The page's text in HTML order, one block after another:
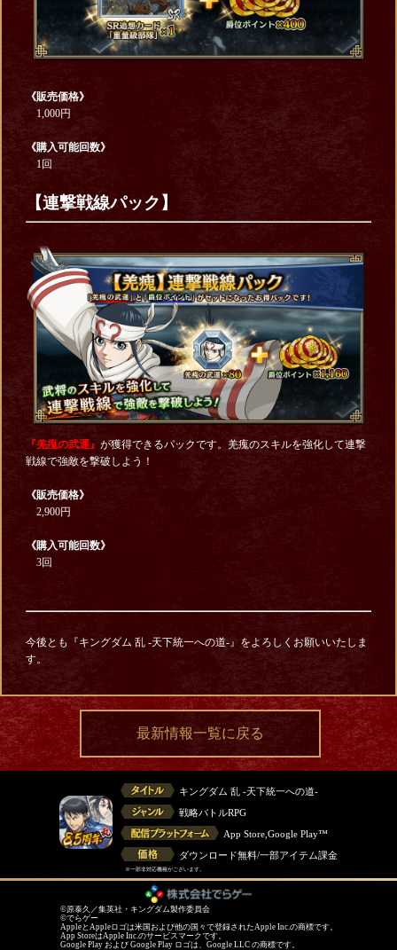
《販売価格》
1,000円
《購入可能回数》
1回
【連撃戦線パック】
『羌瘣の武運』 が獲得できるパックです。羌瘣のスキルを強化して連撃
戦線で強敵を撃破しよう！
《販売価格》
2,900円
《購入可能回数》
3回
今後とも『キングダム 乱 -天下統一への道-』をよろしくお願いいたしま
す。
最新情報一覧に戻る
キングダム 乱 -天下統一への道-
戦略バトルRPG
App Store,Google Play™
ダウンロード無料/一部アイテム課金
※一部非対応機種がございます。
©原泰久／集英社・キングダム製作委員会
©でらゲー
AppleとAppleロゴは米国および他の国々で登録されたApple Inc.の商標です。
App StoreはApple Inc.のサービスマークです。
Google Play および Google Play ロゴは、Google LLC の商標です。